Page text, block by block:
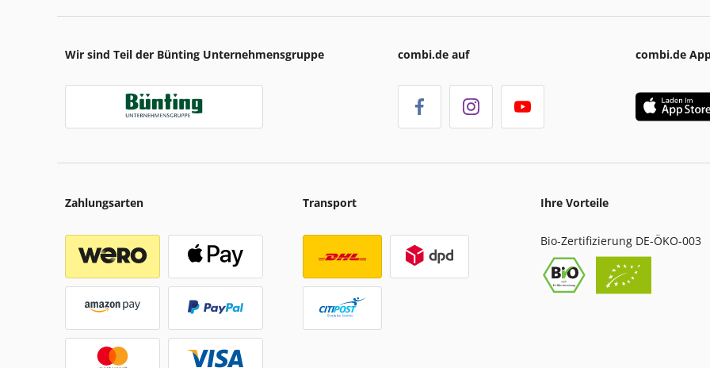
Wir sind Teil der Bünting Unternehmensgruppe combi.de auf combi.de
Zahlungsarten Transport Ihre Vorteile
Bio-Zertifizierung DE-ÖKO-003